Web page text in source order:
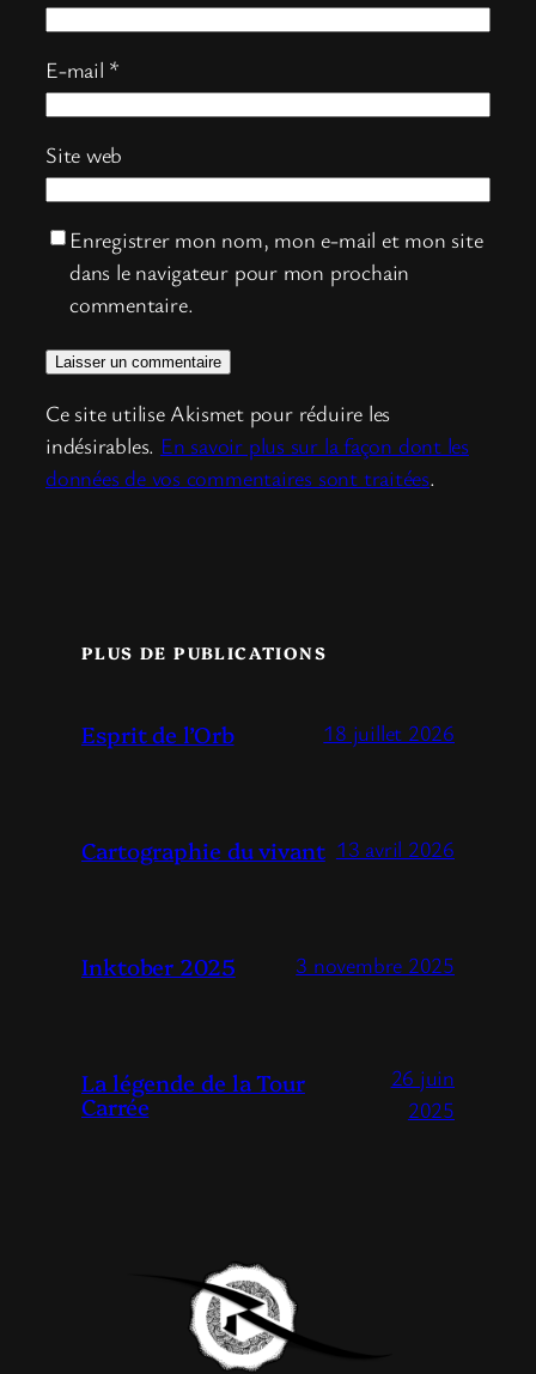
E-mail *
Site web
Enregistrer mon nom, mon e-mail et mon site
dans le navigateur pour mon prochain
commentaire.
Ce site utilise Akismet pour réduire les
indésirables. En savoir plus sur la façon dont les
données de vos commentaires sont traitées.
PLUS DE PUBLICATIONS
Esprit de l’Orb 18 juillet 2026
Cartographie du vivant 13 avril 2026
Inktober 2025 3 novembre 2025
La légende de la Tour
Carrée
26 juin
2025